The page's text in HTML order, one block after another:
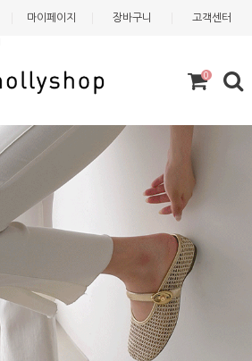
마이페이지 장바구니 고객센터
0